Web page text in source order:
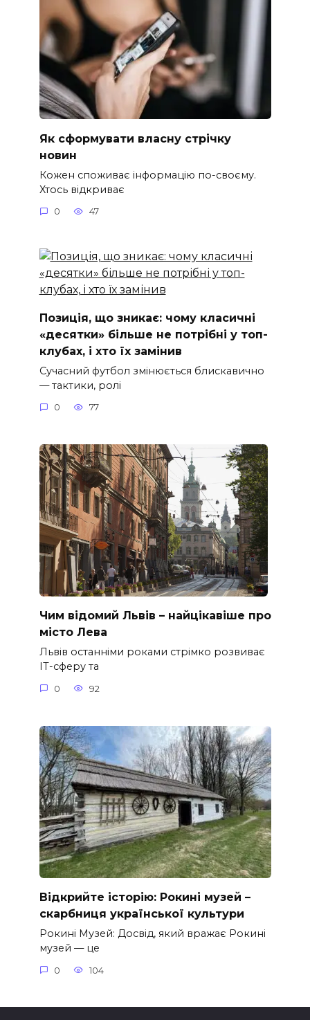
Як сформувати власну стрічку
новин
Кожен споживає інформацію по-своєму.
Хтось відкриває
0 47
Позиція, що зникає: чому класичні
«десятки» більше не потрібні у топ-
клубах, і хто їх замінив
Сучасний футбол змінюється блискавично
— тактики, ролі
0 77
Чим відомий Львів – найцікавіше про
місто Лева
Львів останніми роками стрімко розвиває
ІТ-сферу та
0 92
Відкрийте історію: Рокині музей –
скарбниця української культури
Рокині Музей: Досвід, який вражає Рокині
музей — це
0 104